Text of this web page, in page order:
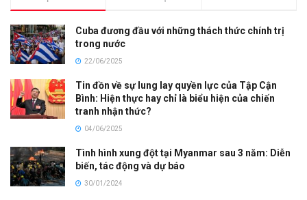
Cuba đương đầu với những thách thức chính trị
trong nước
22/06/2025
Tin đồn về sự lung lay quyền lực của Tập Cận
Bình: Hiện thực hay chỉ là biểu hiện của chiến
tranh nhận thức?
04/06/2025
Tình hình xung đột tại Myanmar sau 3 năm: Diễn
biến, tác động và dự báo
30/01/2024